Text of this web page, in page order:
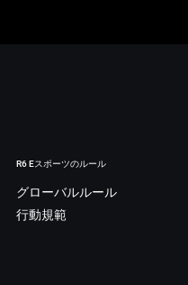
R6 Eスポーツのルール
グローバルルール
行動規範